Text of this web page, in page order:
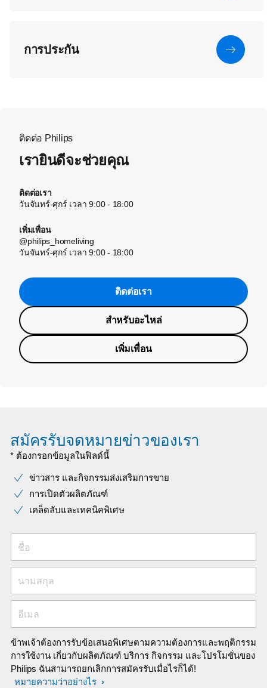
การประกัน
ติดต่อ Philips
เรายินดีจะช่วยคุณ
ติดต่อเรา
วันจันทร์-ศุกร์ เวลา 9:00 - 18:00
เพิ่มเพื่อน
@philips_homeliving
วันจันทร์-ศุกร์ เวลา 9:00 - 18:00
ติดต่อเรา
สำหรับอะไหล่
เพิ่มเพื่อน
สมัครรับจดหมายข่าวของเรา
* ต้องกรอกข้อมูลในฟิลด์นี้
ข่าวสาร และกิจกรรมส่งเสริมการขาย
การเปิดตัวผลิตภัณฑ์
เคล็ดลับและเทคนิคพิเศษ
ชื่อ
นามสกุล
อีเมล
ข้าพเจ้าต้องการรับข้อเสนอพิเศษตามความต้องการและพฤติกรรม
การใช้งาน เกี่ยวกับผลิตภัณฑ์ บริการ กิจกรรม และโปรโมชั่นของ
Philips ฉันสามารถยกเลิกการสมัครรับเมื่อไรก็ได้!
หมายความว่าอย่างไร